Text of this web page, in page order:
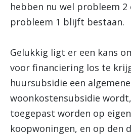
hebben nu wel probleem 2
probleem 1 blijft bestaan.
Gelukkig ligt er een kans
voor financiering los te
huursubsidie een algemene
woonkostensubsidie
toegepast worden op
koopwoningen, en op den